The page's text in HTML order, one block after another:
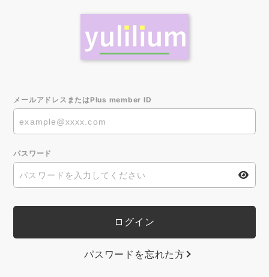
メールアドレスまたはPlus member ID
パスワード
パスワードを忘れた方